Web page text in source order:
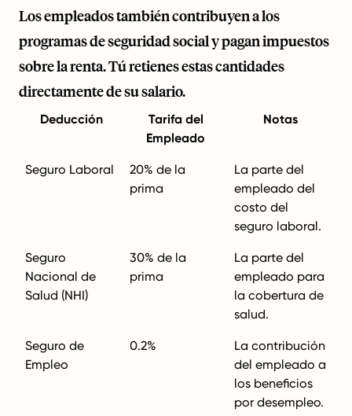
Los empleados también contribuyen a los
programas de seguridad social y pagan impuestos
sobre la renta. Tú retienes estas cantidades
directamente de su salario.
Deducción
Tarifa del
Empleado
Notas
Seguro Laboral
20% de la
prima
La parte del
empleado del
costo del
seguro laboral.
Seguro
Nacional de
Salud (NHI)
30% de la
prima
La parte del
empleado para
la cobertura de
salud.
Seguro de
Empleo
0.2%
La contribución
del empleado a
los beneficios
por desempleo.